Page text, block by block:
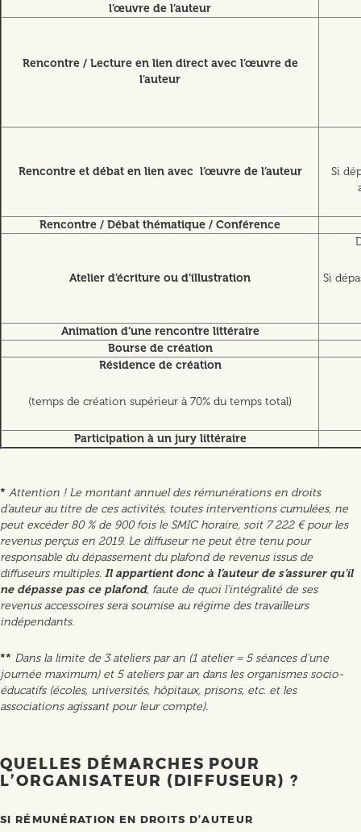
l’œuvre de l’auteur
Rencontre / Lecture en lien direct avec l’œuvre de
l’auteur
Rencontre et débat en lien avec l’œuvre de l’auteur
Si
Rencontre / Débat thématique / Conférence
Atelier d’écriture ou d’illustration Si
Animation d’une rencontre littéraire
Bourse de création
Résidence de création
(temps de création supérieur à 70% du temps total)
Participation à un jury littéraire
* Attention ! Le montant annuel des rémunérations en droits
d’auteur au titre de ces activités, toutes interventions cumulées, ne
peut excéder 80 % de 900 fois le SMIC horaire, soit 7 222 € pour les
revenus perçus en 2019. Le diffuseur ne peut être tenu pour
responsable du dépassement du plafond de revenus issus de
diffuseurs multiples. Il appartient donc à l’auteur de s’assurer qu’il
ne dépasse pas ce plafond, faute de quoi l’intégralité de ses
revenus accessoires sera soumise au régime des travailleurs
indépendants.
** Dans la limite de 3 ateliers par an (1 atelier = 5 séances d’une
journée maximum) et 5 ateliers par an dans les organismes socio-
éducatifs (écoles, universités, hôpitaux, prisons, etc. et les
associations agissant pour leur compte).
QUELLES DÉMARCHES POUR
L’ORGANISATEUR (DIFFUSEUR) ?
SI RÉMUNÉRATION EN DROITS D’AUTEUR